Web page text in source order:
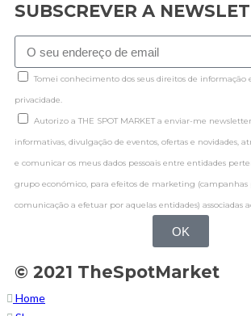
SUBSCREVER A
Tomei conhecimento dos seus direitos de informação
privacidade.
Autorizo a THE SPOT MARKET a enviar-me
informativas, divulgação de eventos, ofertas e novidades,
e comunicar os meus dados pessoais entre entidades
grupo económico, para efeitos de marketing (campanhas
comunicação a efetuar por aquelas entidades) associadas
OK
© 2021 TheSpotMarket
Home